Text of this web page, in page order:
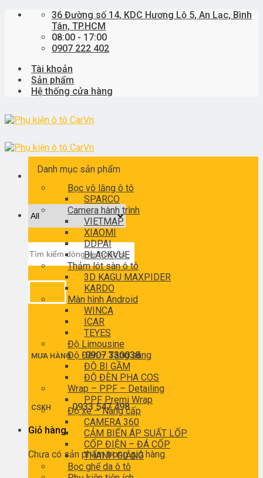
Skip
36 Đường số 14, KDC Hương Lộ 5, An Lạc, Bình
Tân, TP.HCM
08:00 - 17:00
0907 222 402
Tài khoản
Sản phẩm
Hệ thống cửa hàng
kiếm:
MUA HÀNG0907 330038
CSKH0933 547 498
Giỏ hàng
Chưa có sản phẩm trong giỏ hàng.
Danh mục sản phẩm
Bọc vô lăng ô tô
SPARCO
Camera hành trình
VIETMAP
XIAOMI
DDPAI
BLACKVUE
Thảm lót sàn ô tô
3D KAGU MAXPIDER
KARDO
Màn hình Android
WINCA
ICAR
TEYES
Độ Limousine
Độ Đèn – Tăng sáng
ĐỘ BI GẦM
ĐỘ ĐÈN PHA COS
Wrap – PPF – Detailing
PPF Premi Wrap
Độ xe – Nâng cấp
CAMERA 360
CẢM BIẾN ÁP SUẤT LỐP
CỐP ĐIỆN – ĐÁ CỐP
THANH GIẰNG
Bọc ghế da ô tô